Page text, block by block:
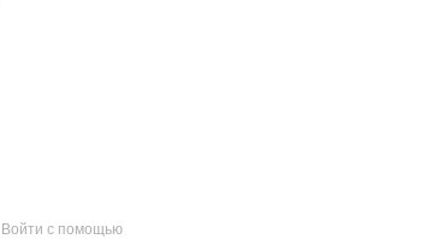
Войти с помощью